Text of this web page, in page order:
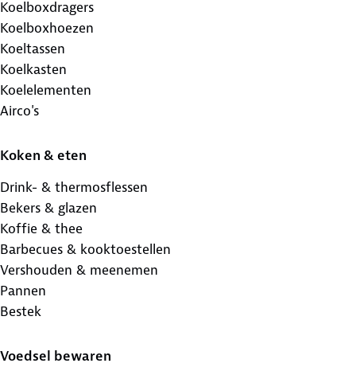
Koelboxdragers
Koelboxhoezen
Koeltassen
Koelkasten
Koelelementen
Airco's
Koken & eten
Drink- & thermosflessen
Bekers & glazen
Koffie & thee
Barbecues & kooktoestellen
Vershouden & meenemen
Pannen
Bestek
Voedsel bewaren